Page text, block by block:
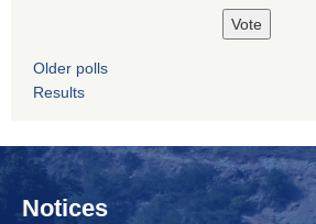
Older polls
Results
Notices